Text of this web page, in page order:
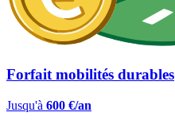
Forfait mobilités durables
Jusqu'à 600 €/an